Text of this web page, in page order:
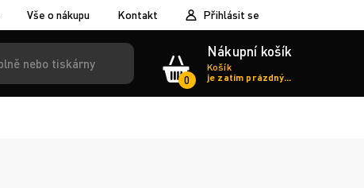
Vše o nákupu Kontakt Přihlásit se
0
Nákupní košík
Košík
je zatím prázdný...